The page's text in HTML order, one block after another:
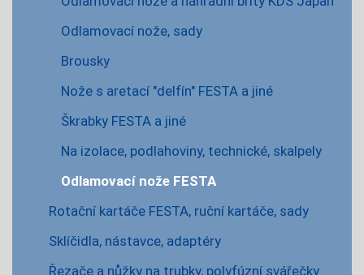
Odlamovací nože, sady
Brousky
Nože s aretací "delfín" FESTA a jiné
Škrabky FESTA a jiné
Na izolace, podlahoviny, technické, skalpely
Odlamovací nože FESTA
Rotační kartáče FESTA, ruční kartáče, sady
Sklíčidla, nástavce, adaptéry
Řezače a nůžky na trubky, polyfúzní svářečky